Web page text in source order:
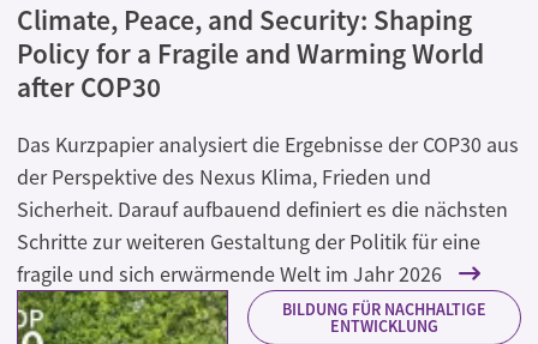
Climate, Peace, and Security: Shaping
Policy for a Fragile and Warming World
after COP30
Das Kurzpapier analysiert die Ergebnisse der COP30 aus
der Perspektive des Nexus Klima, Frieden und
Sicherheit. Darauf aufbauend definiert es die nächsten
Schritte zur weiteren Gestaltung der Politik für eine
fragile und sich erwärmende Welt im Jahr 2026
BILDUNG FÜR NACHHALTIGE
ENTWICKLUNG